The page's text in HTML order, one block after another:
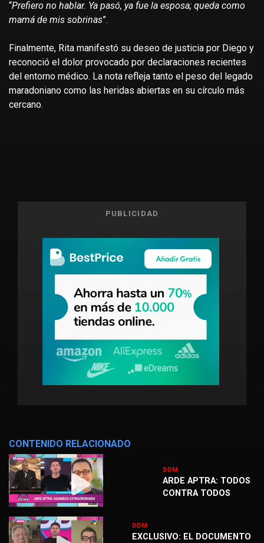
“Prefiero no hablar. Ya pasó, ya fue la esposa; queda como
mamá de mis sobrinas”.
Finalmente, Rita manifestó su deseo de justicia por Diego y
reconoció el dolor provocado por declaraciones recientes
del entorno médico. La nota refleja tanto el peso del legado
maradoniano como las heridas abiertas en su círculo más
cercano.
PUBLICIDAD
CONTENIDO RELACIONADO
DDM
ARDE APTRA: TODOS
CONTRA TODOS
DDM
EXCLUSIVO: EL DOCUMENTO